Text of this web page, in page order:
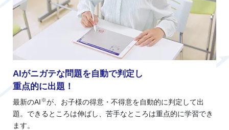
AIがニガテな問題を自動で判定し
重点的に出題！
最新のAI※が、お子様の得意・不得意を自動的に判定して出
題。できるところは伸ばし、苦手なところは重点的に学習でき
ます。